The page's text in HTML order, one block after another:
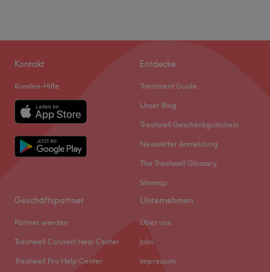
Kontakt
Kunden-Hilfe
Entdecke
Treatment Guide
Unser Blog
Treatwell Geschenkgutschein
Newsletter Anmeldung
The Treatwell Glossary
Sitemap
Geschäftspartner
Partner werden
Treatwell Connect Help Center
Treatwell Pro Help Center
Unternehmen
Über uns
Jobs
Impressum